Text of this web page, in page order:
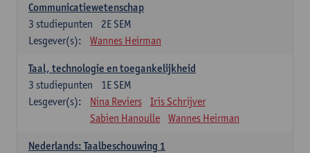
Communicatiewetenschap
2E SEM
3 studiepunten
Lesgever(s):
Wannes Heirman
Taal, technologie en toegankelijkheid
1E SEM
3 studiepunten
Lesgever(s):
Nina Reviers
Iris Schrijver
Sabien Hanoulle
Wannes Heirman
Nederlands: Taalbeschouwing 1